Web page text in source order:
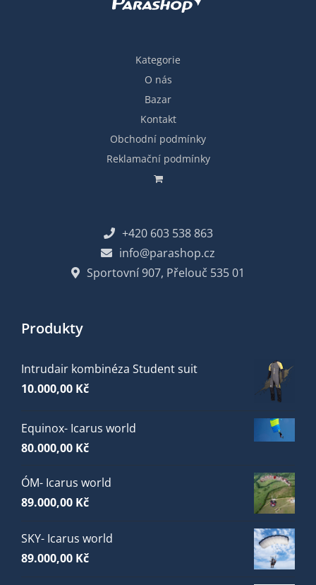
Kategorie
O nás
Bazar
Kontakt
Obchodní podmínky
Reklamační podmínky
+420 603 538 863
info@parashop.cz
Sportovní 907, Přelouč 535 01
Produkty
Intrudair kombinéza Student suit
10.000,00 Kč
Equinox- Icarus world
80.000,00 Kč
ÓM- Icarus world
89.000,00 Kč
SKY- Icarus world
89.000,00 Kč